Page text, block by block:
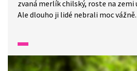
zvaná merlík chilský, roste na zemi
Ale dlouho ji lidé nebrali moc